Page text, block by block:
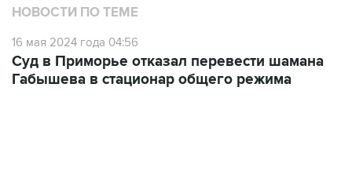
НОВОСТИ ПО ТЕМЕ
16 мая 2024 года 04:56
Суд в Приморье отказал перевести шамана
Габышева в стационар общего режима